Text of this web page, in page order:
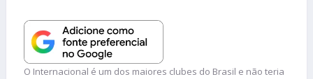
O Internacional é um dos maiores clubes do Brasil e não teria